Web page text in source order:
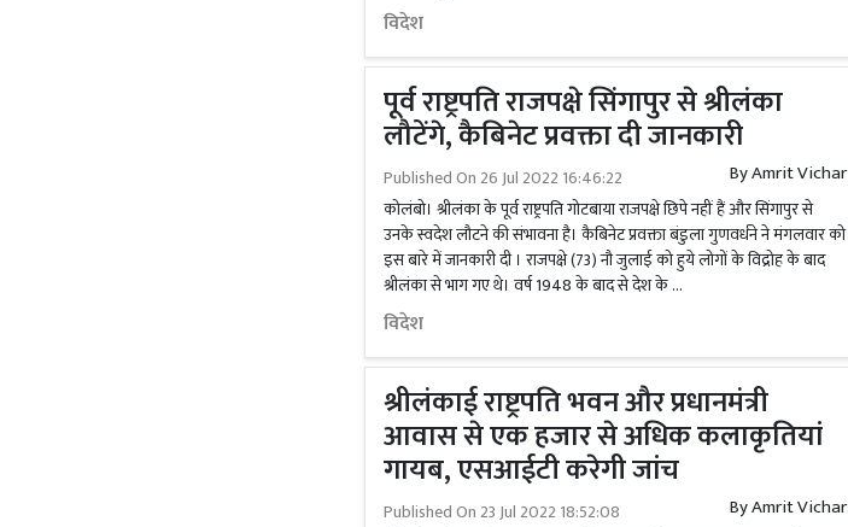
विदेश
पूर्व राष्ट्रपति राजपक्षे सिंगापुर से श्रीलंका
लौटेंगे, कैबिनेट प्रवक्ता दी जानकारी
Published On 26 Jul 2022 16:46:22 ByAmrit Vichar
कोलंबो। श्रीलंका के पूर्व राष्ट्रपति गोटबाया राजपक्षे छिपे नहीं हैं और सिंगापुर से
उनके स्वदेश लौटने की संभावना है। कैबिनेट प्रवक्ता बंडुला गुणवर्धने ने मंगलवार को
इस बारे में जानकारी दी । राजपक्षे (73) नौ जुलाई को हुये लोगों के विद्रोह के बाद
श्रीलंका से भाग गए थे। वर्ष 1948 के बाद से देश के …
विदेश
श्रीलंकाई राष्ट्रपति भवन और प्रधानमंत्री
आवास से एक हजार से अधिक कलाकृतियां
गायब, एसआईटी करेगी जांच
Published On 23 Jul 2022 18:52:08 ByAmrit Vichar